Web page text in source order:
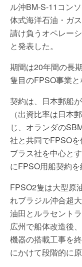
ル沖BM-S-11コン
体式海洋石油・ガ
請け負うオペレー
と発表した。
期間は20年間の長
隻目のFPSO事業と
契約は、日本郵船
（出資比率は日本
じ、オランダの
社と共同でFPSO
ブラス社を中心と
にFPSO用船契約を
FPSO2隻は大型原
れブラジル沖合超
油田とルラセント
広州で船体改造後
機器の搭載工事を
にかけて段階的に